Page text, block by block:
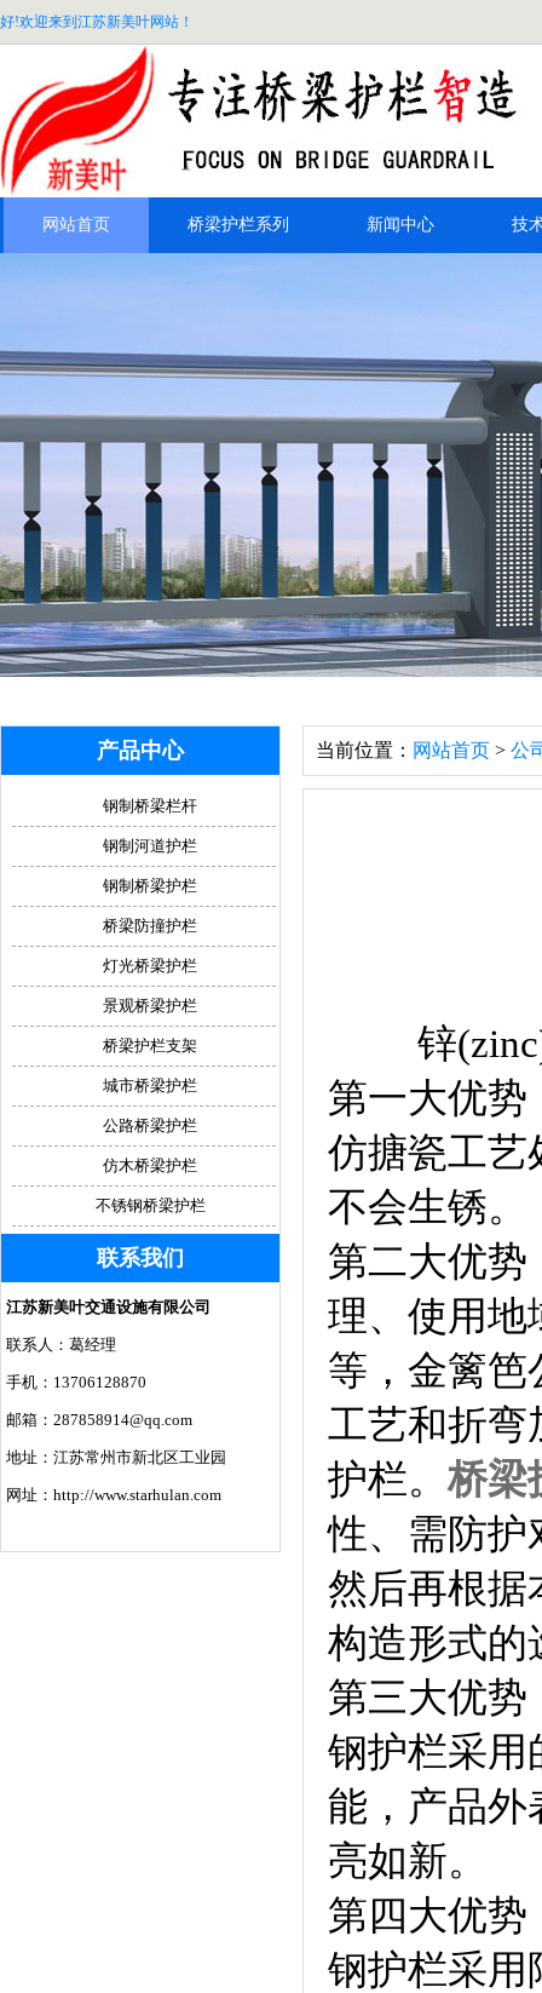
好!欢迎来到江苏新美叶网站！
网站首页 桥梁护栏系列 新闻中心 技
当前位置： 网站首页 > 公
锌(zinc)
第一大优势
仿搪瓷工艺
不会生锈。
第二大优势
理、使用地
等，金篱笆
工艺和折弯
护栏。桥梁
性、需防护
然后再根据
构造形式的
第三大优势
钢护栏采用
能，产品外
亮如新。
第四大优势
钢护栏采用
产品中心
钢制桥梁栏杆
钢制河道护栏
钢制桥梁护栏
桥梁防撞护栏
灯光桥梁护栏
景观桥梁护栏
桥梁护栏支架
城市桥梁护栏
公路桥梁护栏
仿木桥梁护栏
不锈钢桥梁护栏
联系我们
江苏新美叶交通设施有限公司
联系人：葛经理
手机：13706128870
邮箱：287858914@qq.com
地址：江苏常州市新北区工业园
网址：http://www.starhulan.com